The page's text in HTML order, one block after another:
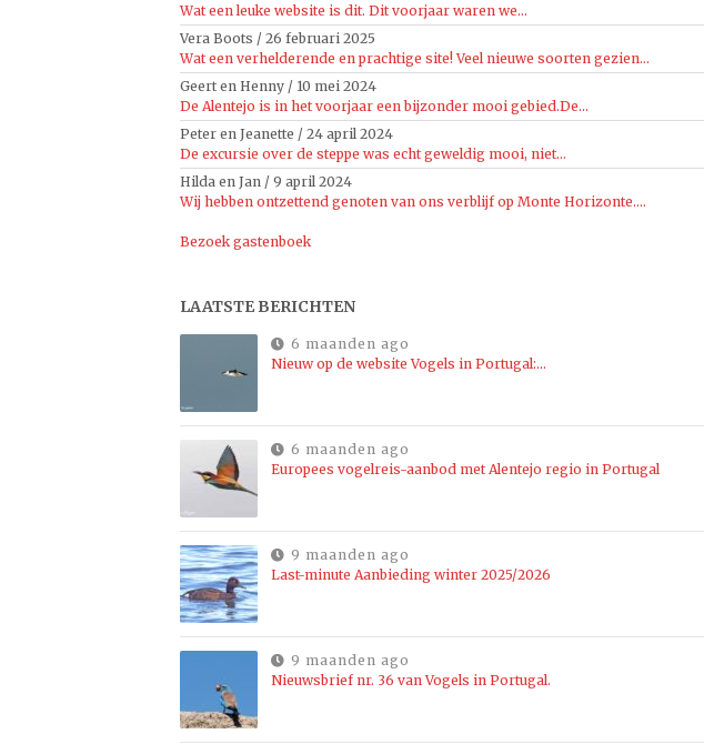
Wat een leuke website is dit. Dit voorjaar waren we...
Vera Boots / 26 februari 2025
Wat een verhelderende en prachtige site! Veel nieuwe soorten gezien...
Geert en Henny / 10 mei 2024
De Alentejo is in het voorjaar een bijzonder mooi gebied.De...
Peter en Jeanette / 24 april 2024
De excursie over de steppe was echt geweldig mooi, niet...
Hilda en Jan / 9 april 2024
Wij hebben ontzettend genoten van ons verblijf op Monte Horizonte....
Bezoek gastenboek
LAATSTE BERICHTEN
6 maanden ago
Nieuw op de website Vogels in Portugal:…
6 maanden ago
Europees vogelreis-aanbod met Alentejo regio in Portugal
9 maanden ago
Last-minute Aanbieding winter 2025/2026
9 maanden ago
Nieuwsbrief nr. 36 van Vogels in Portugal.